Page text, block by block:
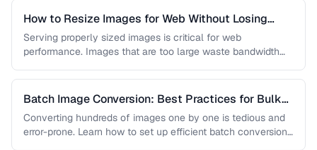
How to Resize Images for Web Without Losing
Quality
Serving properly sized images is critical for web
performance. Images that are too large waste bandwidth
Batch Image Conversion: Best Practices for Bulk
Processing
Converting hundreds of images one by one is tedious and
error-prone. Learn how to set up efficient batch conversion